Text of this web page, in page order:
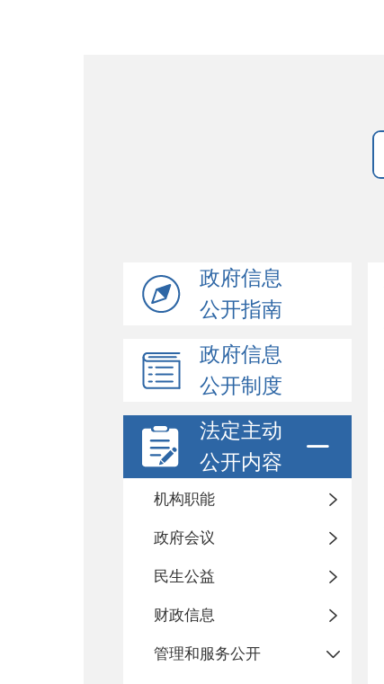
政府信息
公开指南
政府信息
公开制度
法定主动
公开内容
机构职能
政府会议
民生公益
财政信息
管理和服务公开